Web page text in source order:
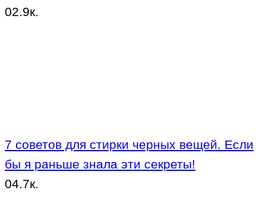
02.9к.
7 советов для стирки черных вещей. Если
бы я раньше знала эти секреты!
04.7к.